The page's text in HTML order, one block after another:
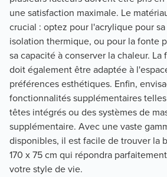
une satisfaction maximale. Le
crucial : optez pour l'acrylique pour
isolation thermique, ou pour la fonte
sa capacité à conserver la chaleur.
doit également être adaptée à
préférences esthétiques. Enfin,
fonctionnalités supplémentaires
têtes intégrés ou des systèmes de
supplémentaire. Avec une vaste
disponibles, il est facile de trouver la
170 x 75 cm qui répondra
votre style de vie.